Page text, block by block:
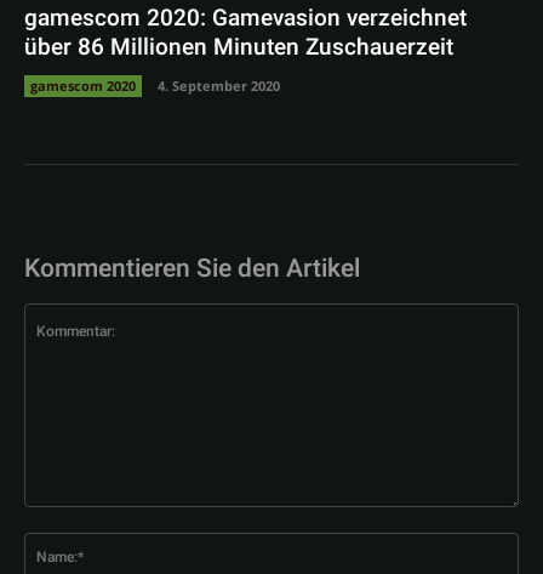
gamescom 2020: Gamevasion verzeichnet
über 86 Millionen Minuten Zuschauerzeit
gamescom 2020 4. September 2020
Kommentieren Sie den Artikel